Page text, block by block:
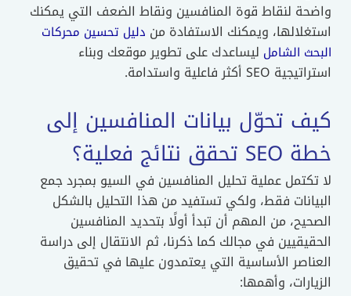
واضحة لنقاط قوة المنافسين ونقاط الضعف التي يمكنك
استغلالها، ويمكنك الاستفادة من دليل تحسين محركات
البحث الشامل ليساعدك على تطوير موقعك وبناء
استراتيجية SEO أكثر فاعلية واستدامة.
كيف تحوّل بيانات المنافسين إلى
خطة SEO تحقق نتائج فعلية؟
لا تكتمل عملية تحليل المنافسين في السيو بمجرد جمع
البيانات فقط، ولكي تستفيد من هذا التحليل بالشكل
الصحيح، من المهم أن تبدأ أولًا بتحديد المنافسين
الحقيقيين في مجالك كما ذكرنا، ثم الانتقال إلى دراسة
العناصر الأساسية التي يعتمدون عليها في تحقيق
الزيارات، وأهمها: